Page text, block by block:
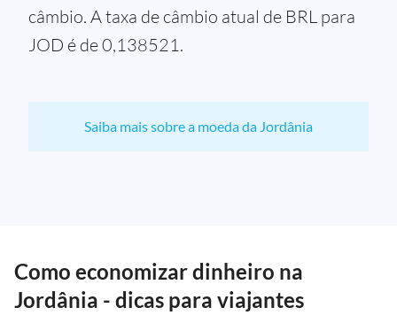
câmbio. A taxa de câmbio atual de BRL para
JOD é de 0,138521.
Saiba mais sobre a moeda da Jordânia
Como economizar dinheiro na
Jordânia - dicas para viajantes